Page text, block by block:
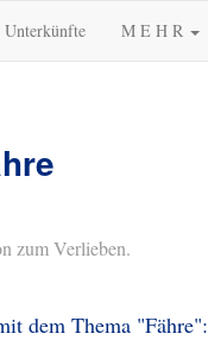
Unterkünfte M E H R
zum Verlieben.
dem Thema "Fähre":